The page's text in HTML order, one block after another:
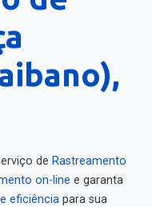
de Rastreamento
on-line e garanta
eficiência para sua